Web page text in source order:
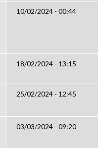
10/02/2024 - 00:44
18/02/2024 - 13:15
25/02/2024 - 12:45
03/03/2024 - 09:20